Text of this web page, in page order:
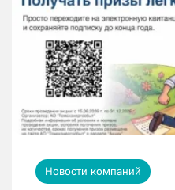
Новости компаний